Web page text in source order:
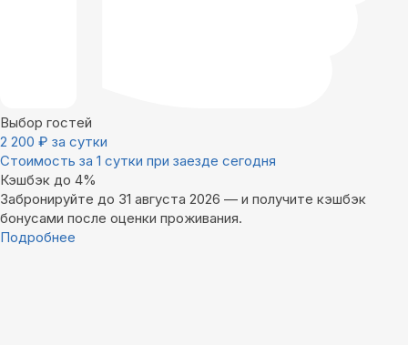
Выбор гостей
2 200 ₽ за сутки
Стоимость за 1 сутки при заезде сегодня
Кэшбэк до 4%
Забронируйте до 31 августа 2026 — и получите кэшбэк
бонусами после оценки проживания.
Подробнее